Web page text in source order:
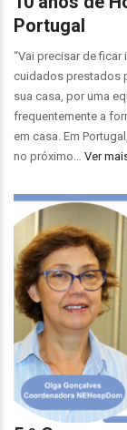
Portugal
“Vai precisar de
cuidados prestados
sua casa, por uma
frequentemente a
em casa. Em
no próximo… Ver